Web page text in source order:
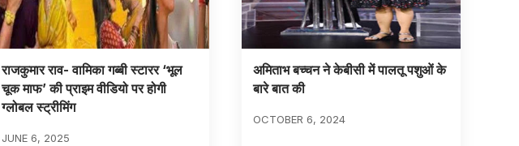
राजकुमार राव- वामिका गब्बी स्टारर ‘भूल
चूक माफ’ की प्राइम वीडियो पर होगी
ग्लोबल स्ट्रीमिंग
JUNE 6, 2025
अमिताभ बच्चन ने केबीसी में पालतू पशुओं के
बारे बात की
OCTOBER 6, 2024